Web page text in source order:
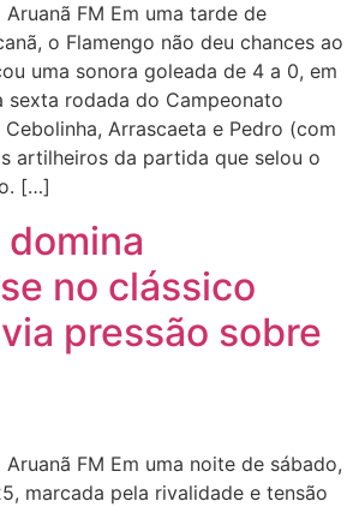
Aruanã FM Em uma tarde de
o Flamengo não deu chances ao
uma sonora goleada de 4 a 0, em
sexta rodada do Campeonato
Arrascaeta e Pedro (com
artilheiros da partida que selou o
[…]
no clássico
pressão sobre
Aruanã FM Em uma noite de sábado,
marcada pela rivalidade e tensão